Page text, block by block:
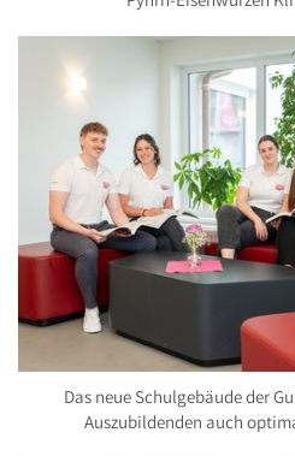
Das neue Schulgebäude der
Auszubildenden auch